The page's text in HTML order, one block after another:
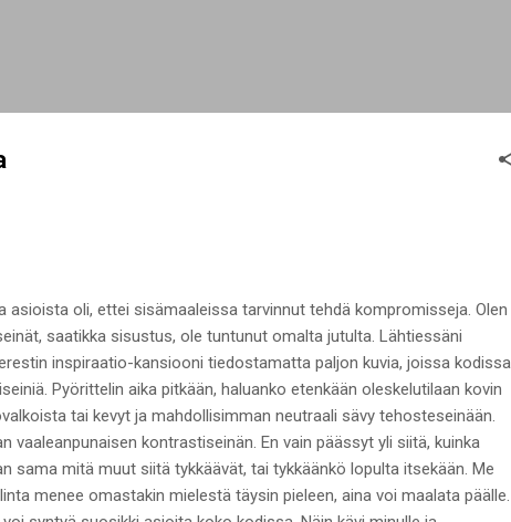
oli, ettei sisämaaleissa tarvinnut tehdä kompromisseja. Olen
saatikka sisustus, ole tuntunut omalta jutulta. Lähtiessäni
inspiraatio-kansiooni tiedostamatta paljon kuvia, joissa kodissa
Pyörittelin aika pitkään, haluanko etenkään oleskelutilaan kovin
tai kevyt ja mahdollisimman neutraali sävy tehosteseinään.
vaaleanpunaisen kontrastiseinän. En vain päässyt yli siitä, kuinka
sama mitä muut siitä tykkäävät, tai tykkäänkö lopulta itsekään. Me
menee omastakin mielestä täysin pieleen, aina voi maalata päälle.